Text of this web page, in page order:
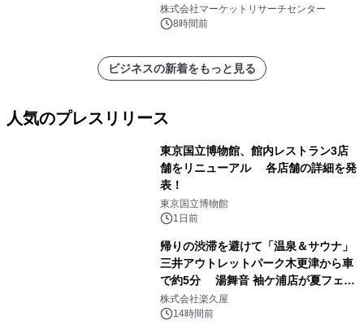
（0.995、0.999、その他）・分析レポ
ートを発表
株式会社マーケットリサーチセンター
8時間前
ビジネスの新着をもっと見る
人気のプレスリリース
東京国立博物館、館内レストラン3店
舗をリニューアル 各店舗の詳細を発
表！
東京国立博物館
1日前
帰りの渋滞を避けて「温泉＆サウナ」
三井アウトレットパーク木更津から車
で約5分 湯舞音 袖ケ浦店が夏フェア
メニューを提供
株式会社楽久屋
14時間前